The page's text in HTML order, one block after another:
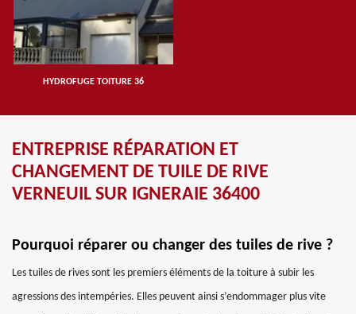
HYDROFUGE TOITURE 36
ENTREPRISE RÉPARATION ET
CHANGEMENT DE TUILE DE RIVE
VERNEUIL SUR IGNERAIE 36400
Pourquoi réparer ou changer des tuiles de rive ?
Les tuiles de rives sont les premiers éléments de la toiture à subir les
agressions des intempéries. Elles peuvent ainsi s’endommager plus vite